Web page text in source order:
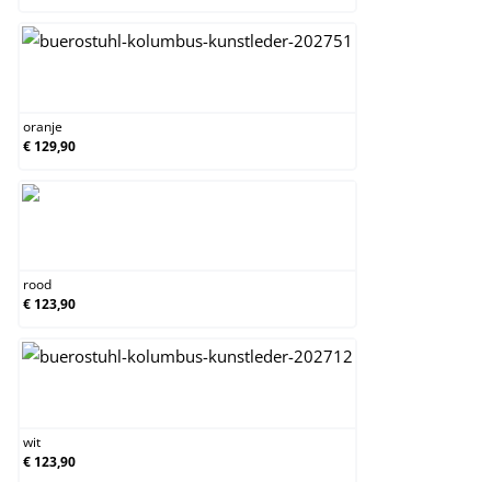
oranje
€ 129,90
rood
€ 123,90
wit
€ 123,90